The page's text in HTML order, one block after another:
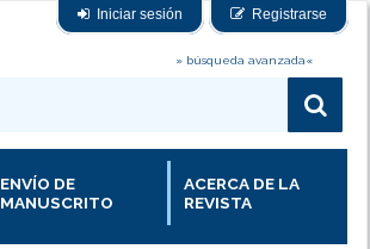
Iniciar sesión Registrarse
» búsqueda avanzada«
ENVÍO DE
MANUSCRITO
ACERCA DE LA
REVISTA